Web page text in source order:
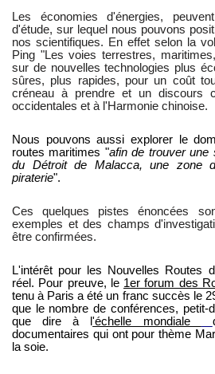
Les économies d'énergies,
d'étude, sur lequel nous pouvons
nos scientifiques. En effet selon la
Ping "Les voies terrestres,
sur de nouvelles technologies plus
sûres, plus rapides, pour un coût
créneau à prendre et un discours
occidentales et à l'Harmonie chinoise.
Nous pouvons aussi explorer le
routes maritimes "afin de trouver une
du Détroit de Malacca, une zone
piraterie".
Ces quelques pistes énoncées
exemples et des champs
être confirmées.
L'intérêt pour les Nouvelles Routes
réel. Pour preuve, le 1er forum des
tenu à Paris a été un franc succès le
que le nombre de conférences, petit-
que dire à l'échelle mondiale
documentaires qui ont pour thème
la soie.